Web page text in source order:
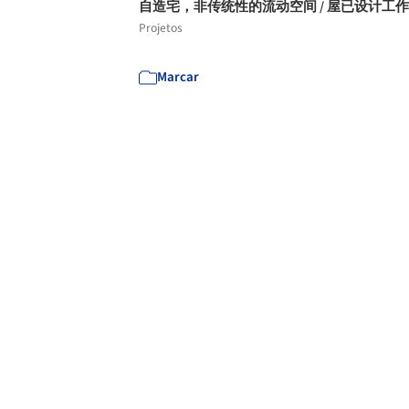
自造宅，非传统性的流动空间 / 屋已设计工
Projetos
Marcar